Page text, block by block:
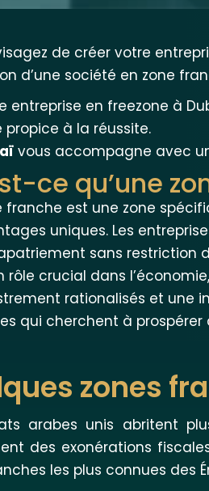
de créer votre
d’une société en zone
entreprise en freezone à
propice à la réussite.
vous accompagne avec
ce qu’une
franche est une zone
uniques. Les
sans restriction
rôle crucial dans
rationalisés et une
qui cherchent à
zones
arabes unis abritent
des exonérations
les plus connues des